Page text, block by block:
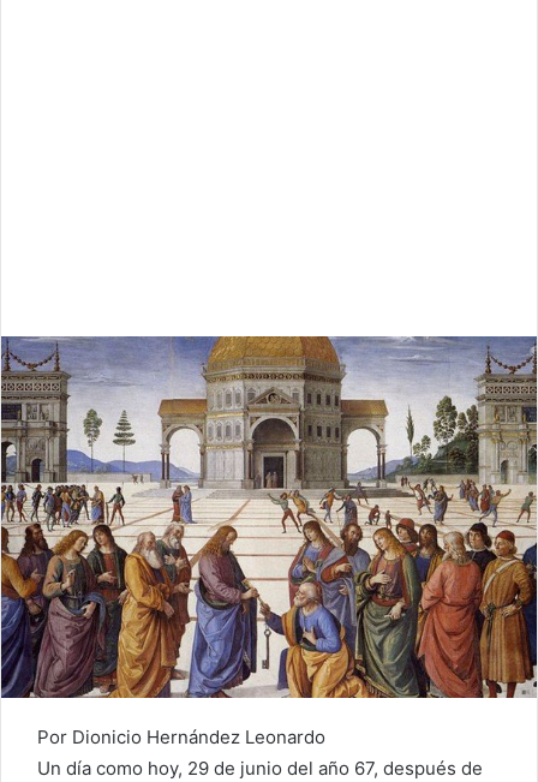
Por Dionicio Hernández Leonardo
Un día como hoy, 29 de junio del año 67, después de